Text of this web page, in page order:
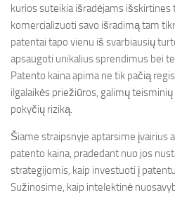
kurios suteikia išradėjams išskirtines
komercializuoti savo išradimą tam
patentai tapo vienu iš svarbiausių
apsaugoti unikalius sprendimus bei
Patento kaina apima ne tik pačią
ilgalaikės priežiūros, galimų
pokyčių riziką.
Šiame straipsnyje aptarsime įvairius
patento kaina, pradedant nuo jos
strategijomis, kaip investuoti į
Sužinosime, kaip intelektinė